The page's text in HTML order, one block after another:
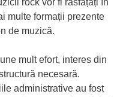
rock vor fi răsfățați în
multe formații prezente
de muzică.
mult efort, interes din
necesară.
administrative au fost